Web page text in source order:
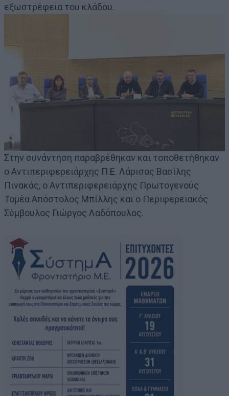
εξωστρέφεια του κλάδου.
Στην συνάντηση παραβρέθηκαν και τοποθετήθηκαν
ο Αντιπεριφερειάρχης Π.Ε. Λάρισας Βασίλης
Πινακάς, ο Αντιπεριφερειάρχης Πρωτογενούς
Τομέα Απόστολος Μπίλλης και ο Περιφερειακός
Σύμβουλος Γιώργος Λαδόπουλος.